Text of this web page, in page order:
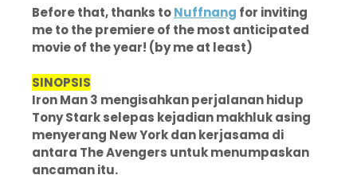
Before that, thanks toNuffnang for inviting
me to the premiere of the most anticipated
movie of the year! (by me at least)
SINOPSIS
Iron Man 3 mengisahkan perjalanan hidup
Tony Stark selepas kejadian makhluk asing
menyerang New York dan kerjasama di
antara The Avengers untuk menumpaskan
ancaman itu.